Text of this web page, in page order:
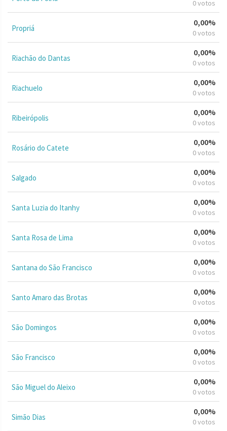
0 votos
Propriá
0,00%
0 votos
Riachão do Dantas
0,00%
0 votos
Riachuelo
0,00%
0 votos
Ribeirópolis
0,00%
0 votos
Rosário do Catete
0,00%
0 votos
Salgado
0,00%
0 votos
Santa Luzia do Itanhy
0,00%
0 votos
Santa Rosa de Lima
0,00%
0 votos
Santana do São Francisco
0,00%
0 votos
Santo Amaro das Brotas
0,00%
0 votos
São Domingos
0,00%
0 votos
São Francisco
0,00%
0 votos
São Miguel do Aleixo
0,00%
0 votos
Simão Dias
0,00%
0 votos